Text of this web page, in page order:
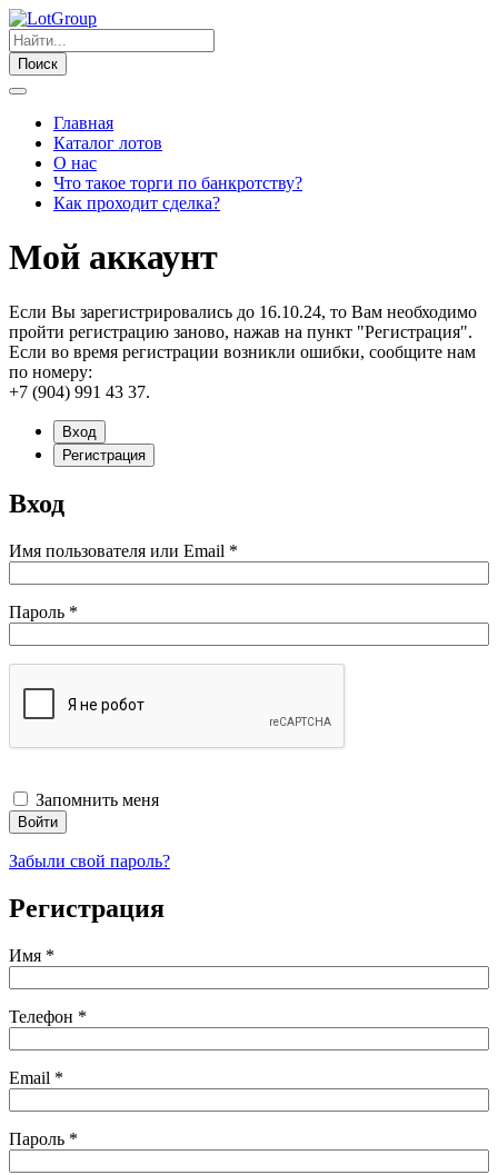
Поиск
Главная
Каталог лотов
О нас
Что такое торги по банкротству?
Как проходит сделка?
Мой аккаунт
Если Вы зарегистрировались до 16.10.24, то Вам необходимо
пройти регистрацию заново, нажав на пункт "Регистрация".
Если во время регистрации возникли ошибки, сообщите нам
по номеру:
+7 (904) 991 43 37.
Вход
Регистрация
Вход
Имя пользователя или Email *
Пароль *
Запомнить меня
Войти
Забыли свой пароль?
Регистрация
Имя *
Телефон *
Email *
Пароль *